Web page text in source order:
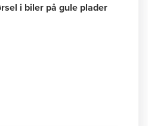
i biler på gule plader